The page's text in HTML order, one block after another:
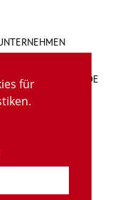
für BESCHWERDE